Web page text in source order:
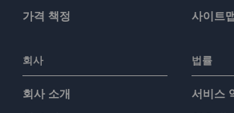
가격 책정
사이트
회사
회사 소개
법률
서비스